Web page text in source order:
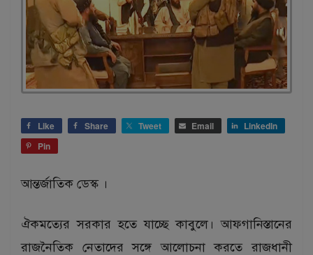
Like Share Tweet Email
LinkedIn
Pin
আন্তর্জাতিক ডেস্ক ।
ঐকমত্যের সরকার হতে যাচ্ছে কাবুলে। আফগানিস্তানের
রাজনৈতিক নেতাদের সঙ্গে আলোচনা করতে রাজধানী